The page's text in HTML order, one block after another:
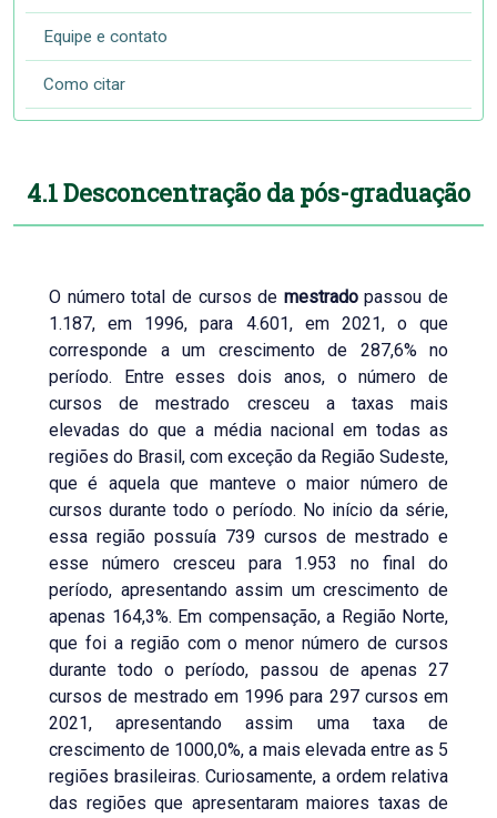
Equipe e contato
Como citar
4.1 Desconcentração da pós-graduação
O número total de cursos de mestradopassou de
1.187, em 1996, para 4.601, em 2021, o que
corresponde a um crescimento de 287,6% no
período. Entre esses dois anos, o número de
cursos de mestrado cresceu a taxas mais
elevadas do que a média nacional em todas as
regiões do Brasil, com exceção da Região Sudeste,
que é aquela que manteve o maior número de
cursos durante todo o período. No início da série,
essa região possuía 739 cursos de mestrado e
esse número cresceu para 1.953 no final do
período, apresentando assim um crescimento de
apenas 164,3%. Em compensação, a Região Norte,
que foi a região com o menor número de cursos
durante todo o período, passou de apenas 27
cursos de mestrado em 1996 para 297 cursos em
2021, apresentando assim uma taxa de
crescimento de 1000,0%, a mais elevada entre as 5
regiões brasileiras. Curiosamente, a ordem relativa
das regiões que apresentaram maiores taxas de